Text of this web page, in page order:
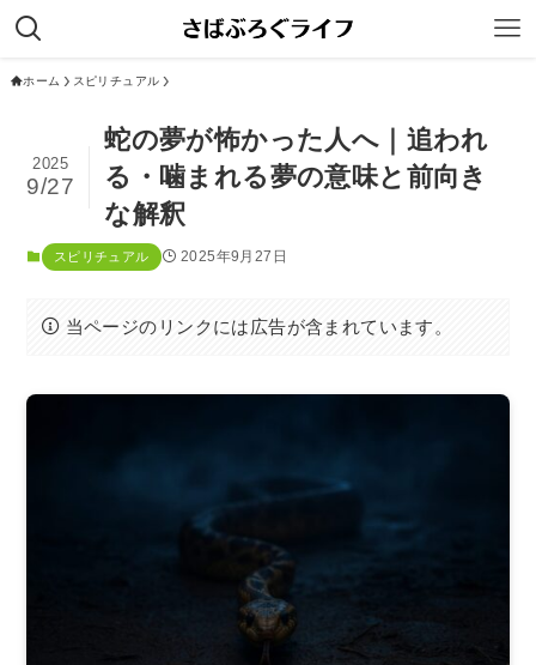
ホーム スピリチュアル
蛇の夢が怖かった人へ｜追われ
る・噛まれる夢の意味と前向き
な解釈
2025
9/27
スピリチュアル 2025年9月27日
当ページのリンクには広告が含まれています。